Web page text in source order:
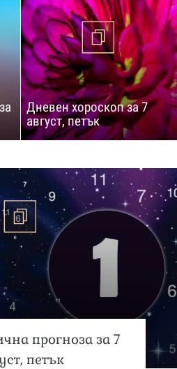
Дневен хороскоп за 7
август, петък
прогноза за 7
петък